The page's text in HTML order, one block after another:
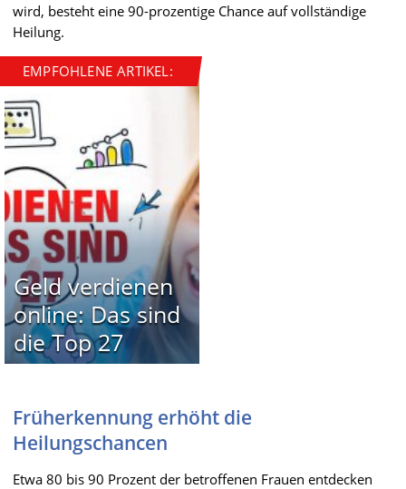
wird, besteht eine 90-prozentige Chance auf vollständige
Heilung.
EMPFOHLENE ARTIKEL:
Geld verdienen
online: Das sind
die Top 27
Früherkennung erhöht die
Heilungschancen
Etwa 80 bis 90 Prozent der betroffenen Frauen entdecken